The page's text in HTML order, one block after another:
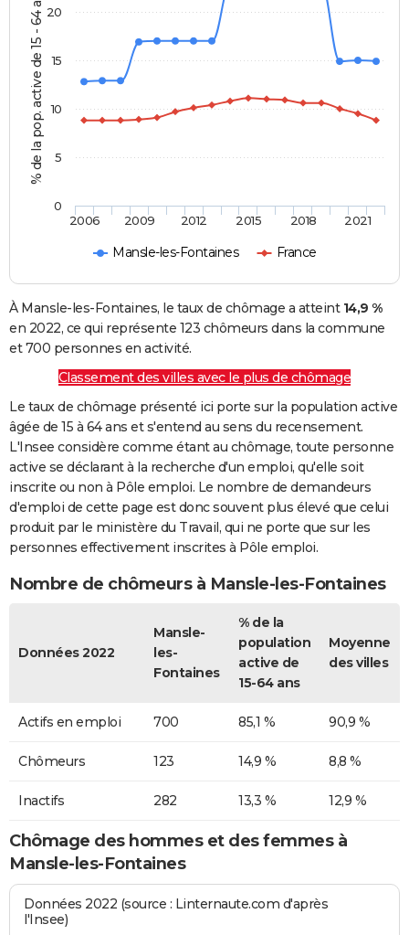
% de la pop. active de 15 - 64 ans
Mansle-les-Fontaines France
2006 2009 2012 2015 2018 2021
0
5
10
15
20
À Mansle-les-Fontaines, le taux de chômage a atteint 14,9 %
en 2022, ce qui représente 123 chômeurs dans la commune
et 700 personnes en activité.
Classement des villes avec le plus de chômage
Le taux de chômage présenté ici porte sur la population active
âgée de 15 à 64 ans et s'entend au sens du recensement.
L'Insee considère comme étant au chômage, toute personne
active se déclarant à la recherche d'un emploi, qu'elle soit
inscrite ou non à Pôle emploi. Le nombre de demandeurs
d'emploi de cette page est donc souvent plus élevé que celui
produit par le ministère du Travail, qui ne porte que sur les
personnes effectivement inscrites à Pôle emploi.
Nombre de chômeurs à Mansle-les-Fontaines
Données 2022
Mansle-
les-
Fontaines
% de la
population
active de
15-64 ans
Moyenne
des villes
Actifs en emploi 700 85,1 % 90,9 %
Chômeurs 123 14,9 % 8,8 %
Inactifs 282 13,3 % 12,9 %
Chômage des hommes et des femmes à
Mansle-les-Fontaines
Données 2022 (source : Linternaute.com d'après
l'Insee)